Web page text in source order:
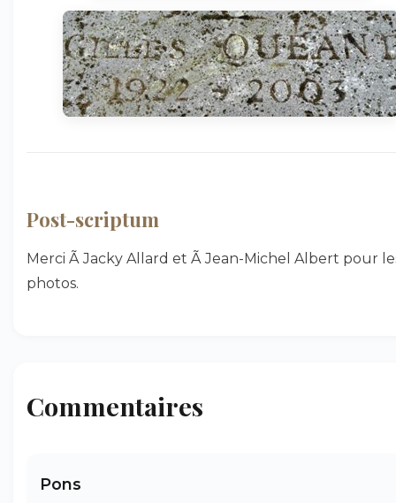
Post-scriptum
Merci Ã Jacky Allard et Ã Jean-Michel Albert pour
photos.
Commentaires
Pons